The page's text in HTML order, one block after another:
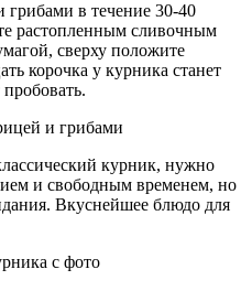
в течение 30-40
растопленным сливочным
сверху положите
корочка у курника станет
курник, нужно
и свободным временем, но
Вкуснейшее блюдо для